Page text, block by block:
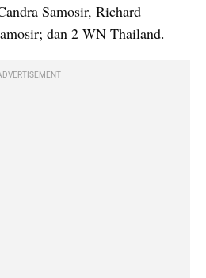
Samosir, Richard
dan 2 WN Thailand.